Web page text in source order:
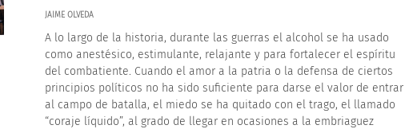
JAIME OLVEDA
A lo largo de la historia, durante las guerras el alcohol se ha usado
como anestésico, estimulante, relajante y para fortalecer el espíritu
del combatiente. Cuando el amor a la patria o la defensa de ciertos
principios políticos no ha sido suficiente para darse el valor de entrar
al campo de batalla, el miedo se ha quitado con el trago, el llamado
“coraje líquido”, al grado de llegar en ocasiones a la embriaguez